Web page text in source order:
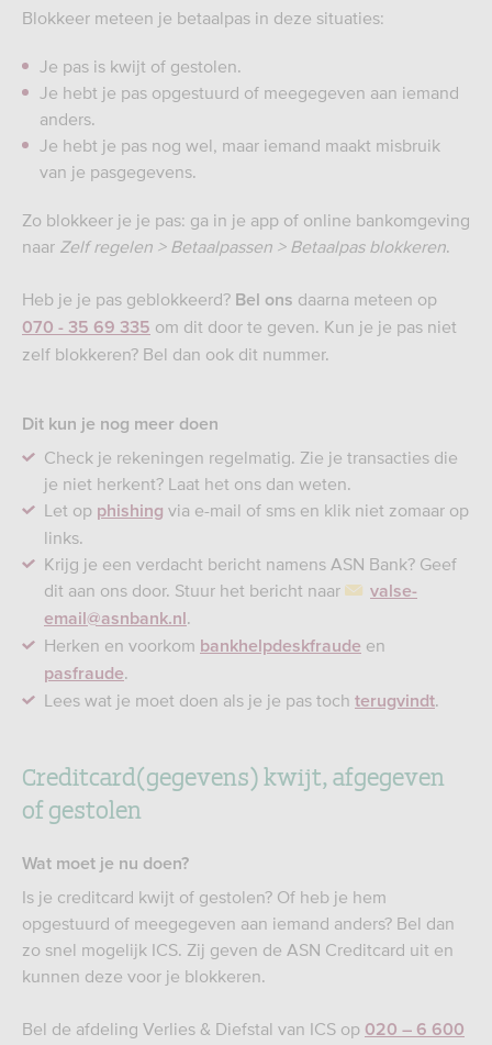
Blokkeer meteen je betaalpas in deze situaties:
Je pas is kwijt of gestolen.
Je hebt je pas opgestuurd of meegegeven aan iemand
anders.
Je hebt je pas nog wel, maar iemand maakt misbruik
van je pasgegevens.
Zo blokkeer je je pas: ga in je app of online bankomgeving
naar Zelf regelen > Betaalpassen > Betaalpas blokkeren.
Heb je je pas geblokkeerd? Bel ons daarna meteen op
070 - 35 69 335 om dit door te geven. Kun je je pas niet
zelf blokkeren? Bel dan ook dit nummer.
Dit kun je nog meer doen
Check je rekeningen regelmatig. Zie je transacties die
je niet herkent? Laat het ons dan weten.
Let op phishing via e-mail of sms en klik niet zomaar op
links.
Krijg je een verdacht bericht namens ASN Bank? Geef
dit aan ons door. Stuur het bericht naar
valse-
email@asnbank.nl .
Herken en voorkom bankhelpdeskfraude en
pasfraude.
Lees wat je moet doen als je je pas toch terugvindt.
Creditcard(gegevens) kwijt, afgegeven
of gestolen
Wat moet je nu doen?
Is je creditcard kwijt of gestolen? Of heb je hem
opgestuurd of meegegeven aan iemand anders? Bel dan
zo snel mogelijk ICS. Zij geven de ASN Creditcard uit en
kunnen deze voor je blokkeren.
Bel de afdeling Verlies & Diefstal van ICS op 020 – 6 600